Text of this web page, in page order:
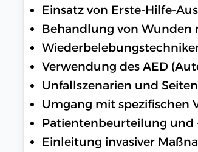
Einsatz von Erste-Hilfe-
Behandlung von Wunden
Verwendung des AED
Unfallszenarien und
Umgang mit spezifischen
Patientenbeurteilung und
Einleitung invasiver